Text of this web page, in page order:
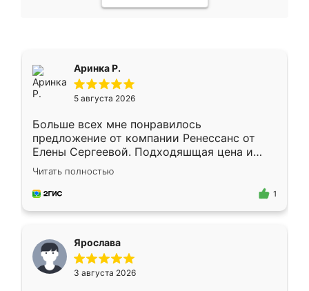
Аринка Р.
5 августа 2026
Больше всех мне понравилось
предложение от компании Ренессанс от
Елены Сергеевой. Подходяшщая цена и
короткие сроки изготовления. Приехавший
для замера сотрудник Владислав
предложил по моему эскизу самый
Читать полностью
1
Ярослава
3 августа 2026